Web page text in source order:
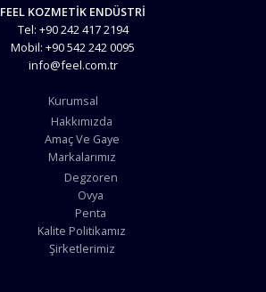
FEEL KOZMETİK ENDÜSTRİ
Tel: +90 242 417 2194
Mobil: +90 542 242 0095
info@feel.com.tr
Kurumsal
Hakkımızda
Amaç Ve Gaye
Markalarımız
Degzoren
Ovya
Penta
Kalite Politikamız
Şirketlerimiz